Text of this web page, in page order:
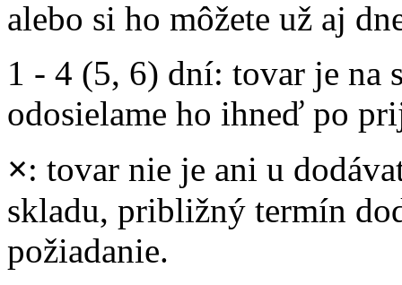
alebo si ho môžete už aj
1 - 4 (5, 6) dní: tovar je na
odosielame ho ihneď po
×: tovar nie je ani u
skladu, približný termín
požiadanie.